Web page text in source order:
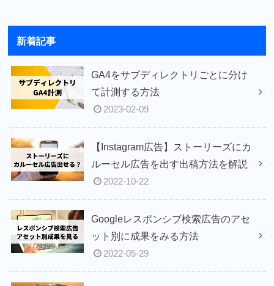
新着記事
GA4をサブディレクトリごとに分け
て計測する方法
2023-02-09
【Instagram広告】ストーリーズにカ
ルーセル広告を出す出稿方法を解説
2022-10-22
Googleレスポンシブ検索広告のアセ
ット別に成果をみる方法
2022-05-29